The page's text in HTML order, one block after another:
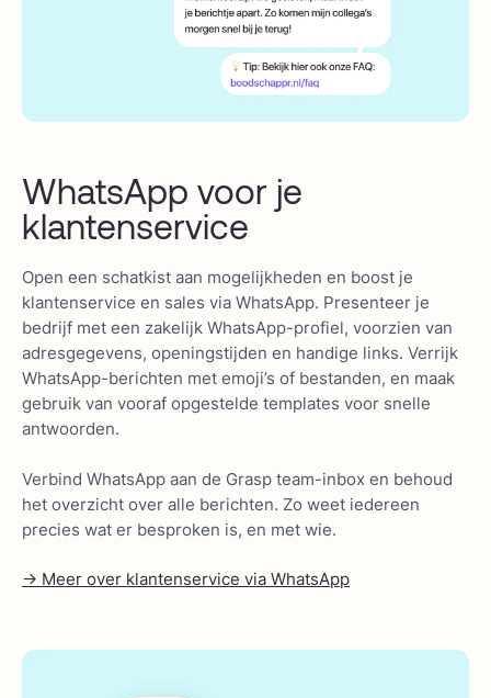
WhatsApp voor je
klantenservice
Open een schatkist aan mogelijkheden en boost je
klantenservice en sales via WhatsApp. Presenteer je
bedrijf met een zakelijk WhatsApp-profiel, voorzien van
adresgegevens, openingstijden en handige links. Verrijk
WhatsApp-berichten met emoji’s of bestanden, en maak
gebruik van vooraf opgestelde templates voor snelle
antwoorden.
Verbind WhatsApp aan de Grasp team-inbox en behoud
het overzicht over alle berichten. Zo weet iedereen
precies wat er besproken is, en met wie.
-> Meer over klantenservice via WhatsApp